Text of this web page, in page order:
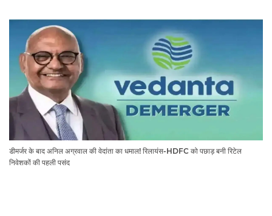
डीमर्जर के बाद अनिल अग्रवाल की वेदांता का धमाल! रिलायंस-HDFC को पछाड़ बनी रिटेल
निवेशकों की पहली पसंद